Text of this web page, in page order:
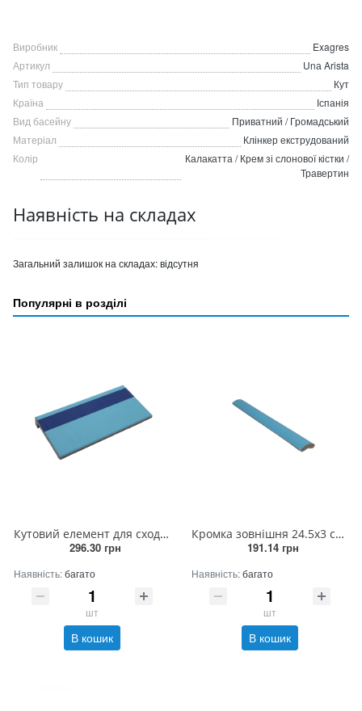
Виробник
Exagres
Артикул
Unа Arista
Тип товару
Кут
Країна
Іспанія
Вид басейну
Приватний / Громадський
Матеріал
Клінкер екструдований
Колір
Калакатта / Крем зі слонової кістки /
Травертин
Наявність на складах
Загальний залишок на складах:відсутня
Популярні в розділі
Кутовий елемент для сходинок 12х24.5х3 см (блакитний/т.синій) антисліп м'який
296.30 грн
Наявність:багато
шт
В кошик
Кромка зовнішня 24.5х3 см, R3 см (блакитна)
191.14 грн
Наявність:багато
шт
В кошик